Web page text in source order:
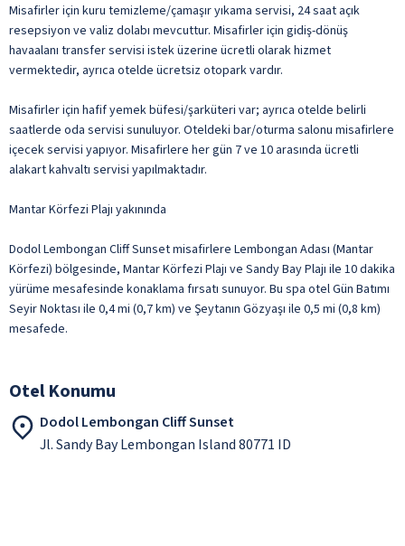
Misafirler için kuru temizleme/çamaşır yıkama servisi, 24 saat açık
resepsiyon ve valiz dolabı mevcuttur. Misafirler için gidiş-dönüş
havaalanı transfer servisi istek üzerine ücretli olarak hizmet
vermektedir, ayrıca otelde ücretsiz otopark vardır.
Misafirler için hafif yemek büfesi/şarküteri var; ayrıca otelde belirli
saatlerde oda servisi sunuluyor. Oteldeki bar/oturma salonu misafirlere
içecek servisi yapıyor. Misafirlere her gün 7 ve 10 arasında ücretli
alakart kahvaltı servisi yapılmaktadır.
Mantar Körfezi Plajı yakınında
Dodol Lembongan Cliff Sunset misafirlere Lembongan Adası (Mantar
Körfezi) bölgesinde, Mantar Körfezi Plajı ve Sandy Bay Plajı ile 10 dakika
yürüme mesafesinde konaklama fırsatı sunuyor. Bu spa otel Gün Batımı
Seyir Noktası ile 0,4 mi (0,7 km) ve Şeytanın Gözyaşı ile 0,5 mi (0,8 km)
mesafede.
Otel Konumu
Dodol Lembongan Cliff Sunset
Jl. Sandy Bay Lembongan Island 80771 ID